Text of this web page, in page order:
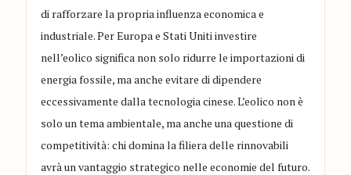
di rafforzare la propria influenza economica e
industriale. Per Europa e Stati Uniti investire
nell’eolico significa non solo ridurre le importazioni di
energia fossile, ma anche evitare di dipendere
eccessivamente dalla tecnologia cinese. L’eolico non è
solo un tema ambientale, ma anche una questione di
competitività: chi domina la filiera delle rinnovabili
avrà un vantaggio strategico nelle economie del futuro.